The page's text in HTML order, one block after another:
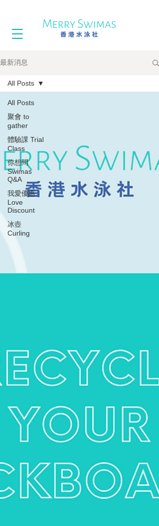
最新消息
All Posts
聚會 to
gather
體驗課 Trial
Class
你想問
Swimas
Q&A
我愛優惠
Love
Discount
冰壺
Curling
All Posts